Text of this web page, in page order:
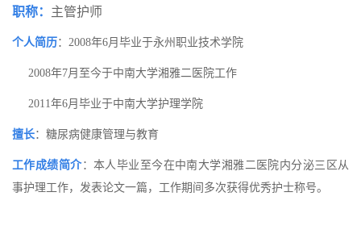
职称： 主管护师
个人简历： 2008年6月毕业于永州职业技术学院
2008年7月至今于中南大学湘雅二医院工作
2011年6月毕业于中南大学护理学院
擅长：糖尿病健康管理与教育
工作成绩简介：本人毕业至今在中南大学湘雅二医院内分泌三区从
事护理工作，发表论文一篇，工作期间多次获得优秀护士称号。